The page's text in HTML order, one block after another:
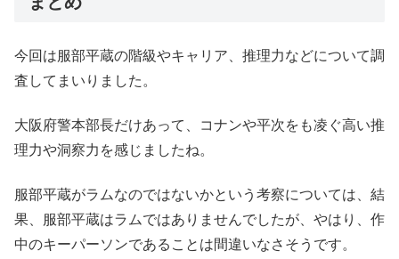
今回は服部平蔵の階級やキャリア、推理力などについて調
査してまいりました。
大阪府警本部長だけあって、コナンや平次をも凌ぐ高い推
理力や洞察力を感じましたね。
服部平蔵がラムなのではないかという考察については、結
果、服部平蔵はラムではありませんでしたが、やはり、作
中のキーパーソンであることは間違いなさそうです。